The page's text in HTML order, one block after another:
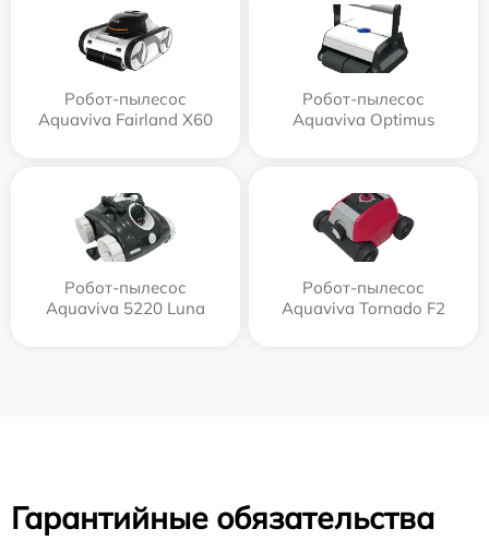
Робот-пылесос
Aquaviva Fairland X60
Робот-пылесос
Aquaviva Optimus
Робот-пылесос
Aquaviva 5220 Luna
Робот-пылесос
Aquaviva Tornado F2
Гарантийные обязательства